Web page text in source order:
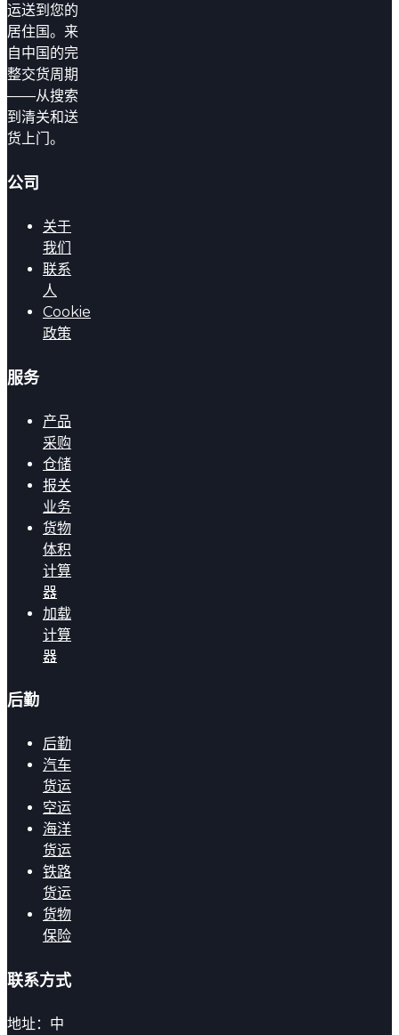
运送到您的
居住国。来
自中国的完
整交货周期
——从搜索
到清关和送
货上门。
公司
关于
我们
联系
人
Cookie
政策
服务
产品
采购
仓储
报关
业务
货物
体积
计算
器
加载
计算
器
后勤
后勤
汽车
货运
空运
海洋
货运
铁路
货运
货物
保险
联系方式
地址：中